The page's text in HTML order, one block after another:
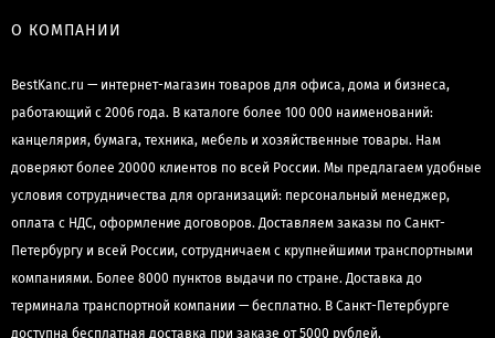
О КОМПАНИИ
BestKanc.ru — интернет-магазин товаров для офиса, дома и бизнеса,
работающий с 2006 года. В каталоге более 100 000 наименований:
канцелярия, бумага, техника, мебель и хозяйственные товары. Нам
доверяют более 20000 клиентов по всей России. Мы предлагаем удобные
условия сотрудничества для организаций: персональный менеджер,
оплата с НДС, оформление договоров. Доставляем заказы по Санкт-
Петербургу и всей России, сотрудничаем с крупнейшими транспортными
компаниями. Более 8000 пунктов выдачи по стране. Доставка до
терминала транспортной компании — бесплатно. В Санкт-Петербурге
доступна бесплатная доставка при заказе от 5000 рублей.